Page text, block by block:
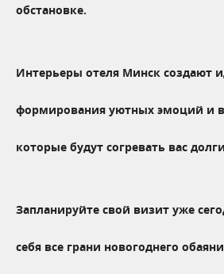
обстановке.
Интерьеры отеля Минск создают
формирования уютных эмоций и
которые будут согревать вас
Запланируйте свой визит уже
себя все грани новогоднего